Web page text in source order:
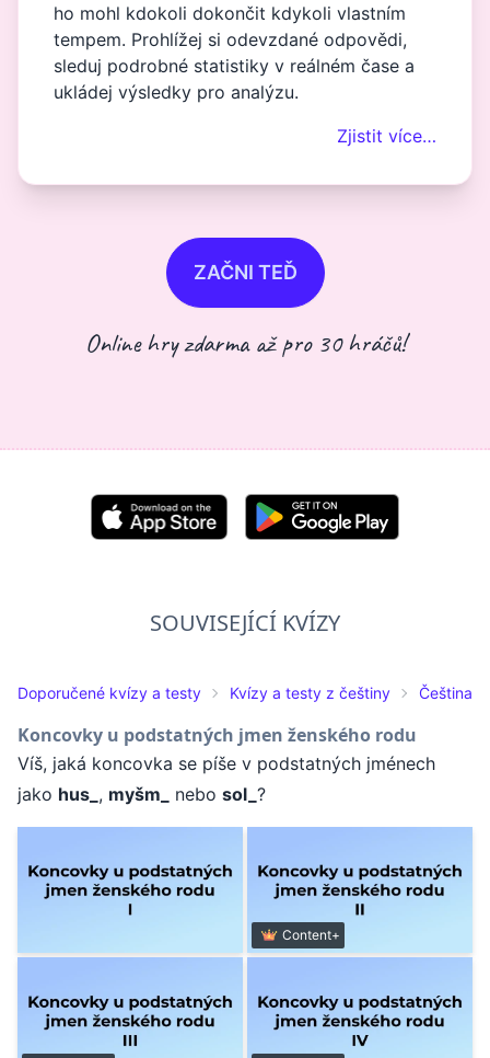
ho mohl kdokoli dokončit kdykoli vlastním
tempem. Prohlížej si odevzdané odpovědi,
sleduj podrobné statistiky v reálném čase a
ukládej výsledky pro analýzu.
Zjistit více…
ZAČNI TEĎ
Online hry zdarma až pro 30 hráčů!
SOUVISEJÍCÍ KVÍZY
Doporučené kvízy a testy Kvízy a testy z češtiny Čeština
Koncovky u podstatných jmen ženského rodu
Víš, jaká koncovka se píše v podstatných jménech
jako hus_ , myšm_ nebo sol_ ?
Content+